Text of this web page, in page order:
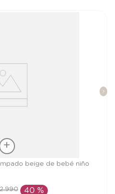
beige de bebé niño
.990 40 %